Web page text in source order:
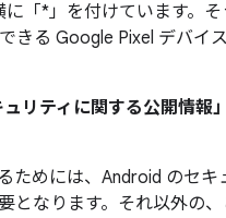
「*」を付けています。
きる Google Pixel デバイ
リティに関する公開情報
ためには、Android のセキ
となります。それ以外の